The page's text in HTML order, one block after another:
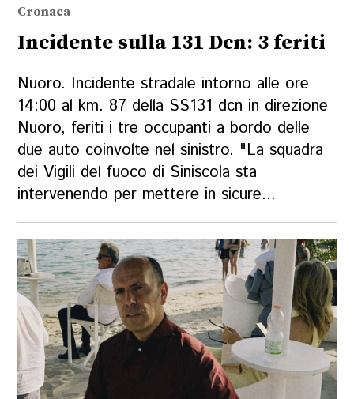
Cronaca
Incidente sulla 131 Dcn: 3 feriti
Nuoro. Incidente stradale intorno alle ore
14:00 al km. 87 della SS131 dcn in direzione
Nuoro, feriti i tre occupanti a bordo delle
due auto coinvolte nel sinistro. "La squadra
dei Vigili del fuoco di Siniscola sta
intervenendo per mettere in sicure...